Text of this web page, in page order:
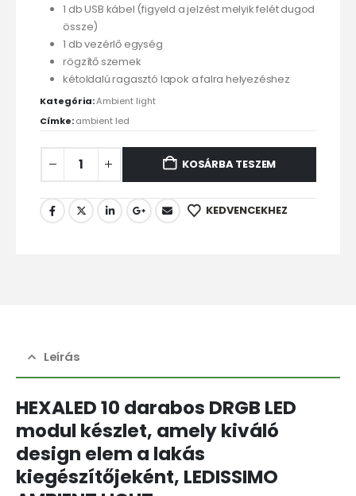
1 db USB kábel (figyeld a jelzést melyik felét dugod
össze)
1 db vezérlő egység
rögzítő szemek
kétoldalú ragasztó lapok a falra helyezéshez
Kategória:Ambient light
Címke:ambient led
KOSÁRBA TESZEM
KEDVENCEKHEZ
Leírás
HEXALED 10 darabos DRGB LED
modul készlet, amelykiváló
design elem a lakás
kiegészítőjeként, LEDISSIMO